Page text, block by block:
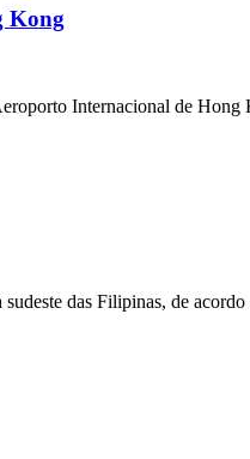
Kong
Internacional de
das Filipinas, de